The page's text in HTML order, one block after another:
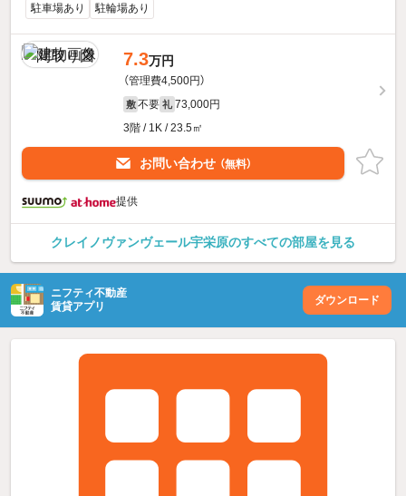
駐車場あり 駐輪場あり
7.3万円
（管理費4,500円）
敷 不要 礼 73,000円
3階 / 1K / 23.5㎡
お問い合わせ （無料）
提供
クレイノヴァンヴェール宇栄原のすべての部屋を見る
ニフティ不動産
賃貸アプリ
ダウンロード